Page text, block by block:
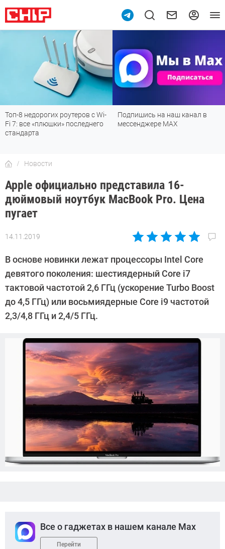
Топ-8 недорогих роутеров с Wi-
Fi 7: все «плюшки» последнего
стандарта
Подпишись на наш канал в
мессенджере МАХ
Новости
Apple официально представила 16-
дюймовый ноутбук MacBook Pro. Цена
пугает
14.11.2019
Автор:
Кошик
В основе новинки лежат процессоры Intel Core
девятого поколения: шестиядерный Core i7
тактовой частотой 2,6 ГГц (ускорение Turbo Boost
до 4,5 ГГц) или восьмиядерные Core i9 частотой
2,3/4,8 ГГц и 2,4/5 ГГц.
Все о гаджетах в нашем канале Max
Перейти